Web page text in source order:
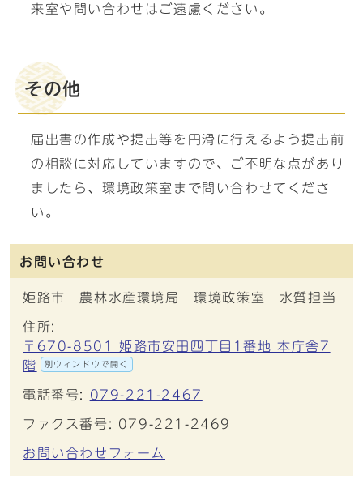
来室や問い合わせはご遠慮ください。
その他
届出書の作成や提出等を円滑に行えるよう提出前
の相談に対応していますので、ご不明な点があり
ましたら、環境政策室まで問い合わせてくださ
い。
お問い合わせ
姫路市 農林水産環境局 環境政策室 水質担当
住所:
〒670-8501 姫路市安田四丁目1番地 本庁舎7
階
別ウィンドウで開く
電話番号: 079-221-2467
ファクス番号: 079-221-2469
お問い合わせフォーム